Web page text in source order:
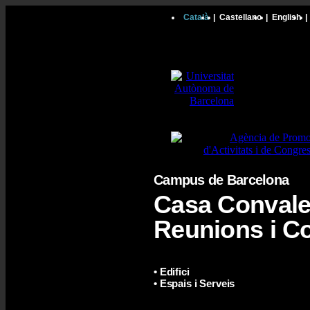
Català Castellano English
Campus de Barcelona
Casa
Reunions i
• Edifici
• Espais i Serveis